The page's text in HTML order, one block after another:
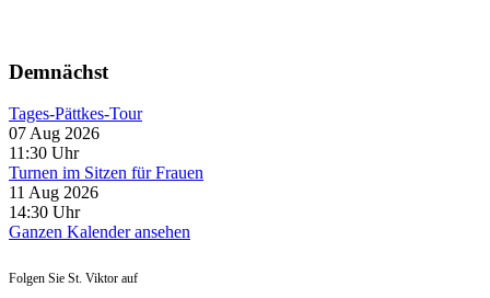
Demnächst
Tages-Pättkes-Tour
07 Aug 2026
11:30 Uhr
Turnen im Sitzen für Frauen
11 Aug 2026
14:30 Uhr
Ganzen Kalender ansehen
Folgen Sie St. Viktor auf